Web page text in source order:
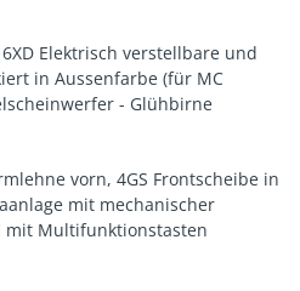
Elektrisch verstellbare und
in Aussenfarbe (für MC
- Glühbirne
vorn, 4GS Frontscheibe in
mit mechanischer
mit Multifunktionstasten